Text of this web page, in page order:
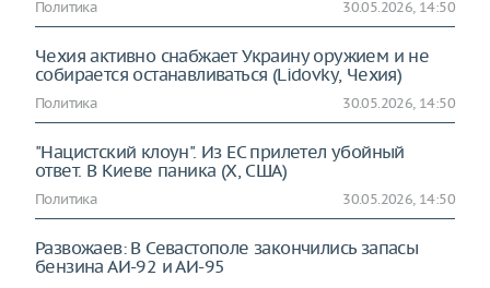
Политика 30.05.2026, 14:50
Чехия активно снабжает Украину оружием и не
собирается останавливаться (Lidovky, Чехия)
Политика 30.05.2026, 14:50
"Нацистский клоун". Из ЕС прилетел убойный
ответ. В Киеве паника (X, США)
Политика 30.05.2026, 14:50
Развожаев: В Севастополе закончились запасы
бензина АИ-92 и АИ-95